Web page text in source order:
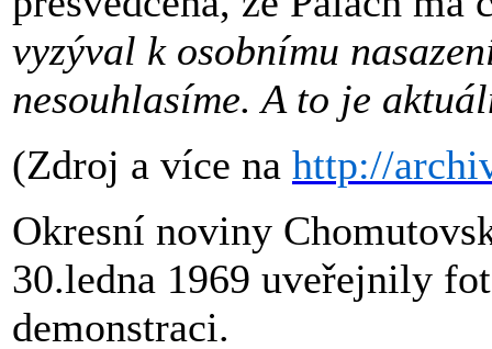
vyzýval k osobnímu
nesouhlasíme. A to je
(Zdroj a více na http://
Okresní noviny
30.ledna 1969 uveřejnily
demonstraci.